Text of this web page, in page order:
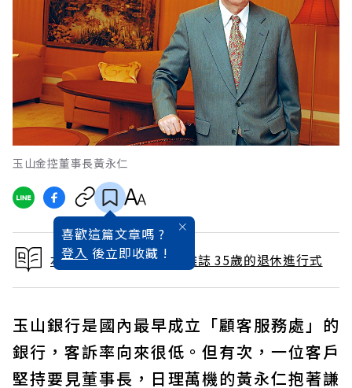
玉山金控董事長黃永仁
喜歡這篇文章嗎 ?
登入 後立即收藏 !
本文出自 2006 / 5月號雜誌 35歲的退休進行式
玉山銀行是國內最早成立「顧客服務處」的
銀行，客訴率向來很低。但有次，一位客戶
堅持要見董事長，日理萬機的黃永仁抱著謙